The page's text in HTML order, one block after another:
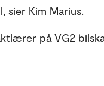
sier Kim Marius.
på VG2